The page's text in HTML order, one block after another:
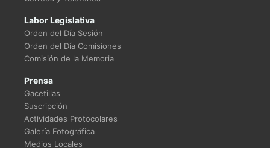
Labor Legislativa
Orden del Día Sesión
Orden del Día Comisiones
Comisión de la Memoria
Prensa
Gacetillas
Suscripción
Actividades Protocolares
Galería Fotográfica
Medios Locales